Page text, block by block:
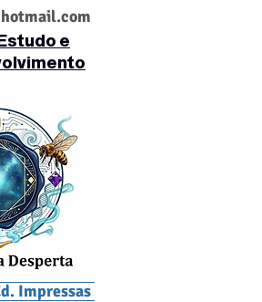
e
Impressas